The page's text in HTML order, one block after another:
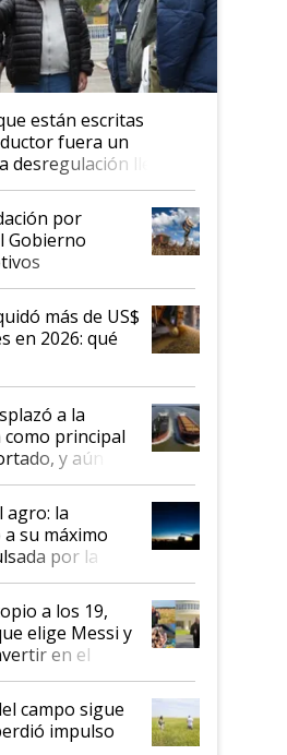
están escritas
fuera un
desregulación llegó
y hasta se
al IPCVA
por
Gobierno
más de US$
en 2026: qué
a la
principal
y aún así
seis de cada
el
semestre
agro: la
su máximo
por la
a los 19,
elige Messi y
en el
como "darle
droga":
el libertario
crisis salió
campo sigue
impulso